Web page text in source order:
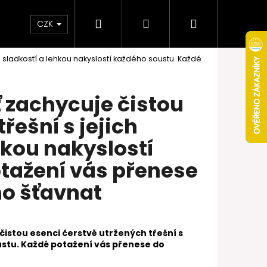
Obchodní podmínky Věrnostní program
CZK Hledat PřihlášeníNákupní
a lehkou nakyslostí každého soustu. Každé
čistou
s jejich
nakyslostí
vás přenese
šťavnat
esenci čerstvě utržených třešní s
Každé potažení vás přenese do
Následující